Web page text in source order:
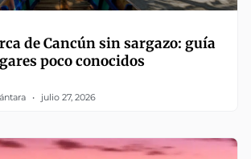
de Cancún sin sargazo: guía
poco conocidos
julio 27, 2026